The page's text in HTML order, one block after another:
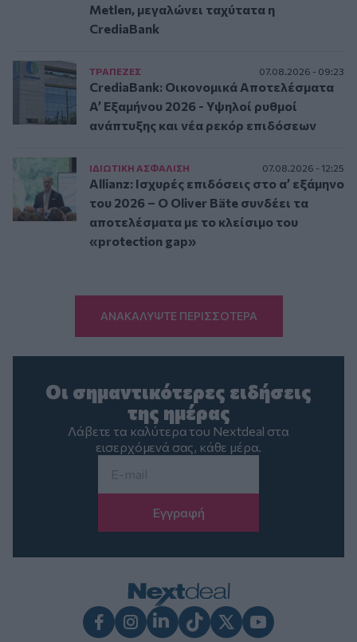
Metlen, μεγαλώνει ταχύτατα η
CrediaBank
ΤΡAΠΕΖΕΣ 07.08.2026 - 09:23
CrediaBank: Οικονομικά Αποτελέσματα
A’ Εξαμήνου 2026 - Υψηλοί ρυθμοί
ανάπτυξης και νέα ρεκόρ επιδόσεων
ΙΔΙΩΤΙΚΗ ΑΣΦAΛΙΣΗ 07.08.2026 - 12:25
Allianz: Ισχυρές επιδόσεις στο α’ εξάμηνο
του 2026 – Ο Oliver Bäte συνδέει τα
αποτελέσματα με το κλείσιμο του
«protection gap»
ΑΝΑΚΑΛΥΨΤΕ ΠΕΡΙΣΣΟΤΕΡΑ
Οι σημαντικότερες ειδήσεις
της ημέρας
Λάβετε τα καλύτερα του Nextdeal στα
εισερχόμενά σας, κάθε μέρα.